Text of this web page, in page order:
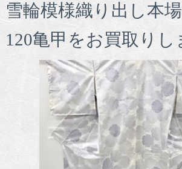
雪輪模様織り出し本
120亀甲をお買取りし